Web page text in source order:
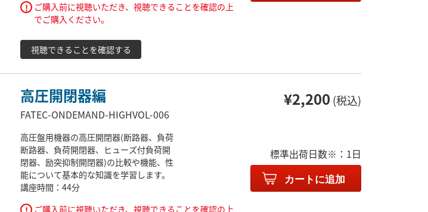
!
ご購入前に視聴いただき、視聴できることを確認の上
でご購入ください。
視聴できることを確認する
高圧開閉器編
FATEC-ONDEMAND-HIGHVOL-006
高圧盤用機器の高圧開閉器(断路器、負荷
断路器、負荷開閉器、ヒューズ付負荷開
閉器、励突抑制開閉器)の比較や機能、性
能について基本的な知識を学習します。
講座時間：44分
ご購入前に視聴いただき、視聴できることを確認の上
¥2,200 (税込)
標準出荷日数※：1日
カートに追加